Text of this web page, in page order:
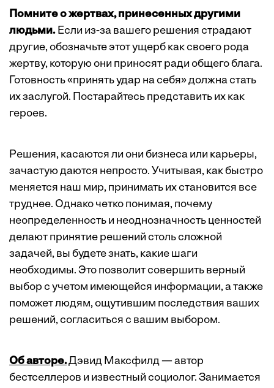
Помните о жертвах, принесенных другими
людьми.Если из-за вашего решения страдают
другие, обозначьте этот ущерб как своего рода
жертву, которую они приносят ради общего блага.
Готовность «принять удар на себя» должна стать
их заслугой. Постарайтесь представить их как
героев.
Решения, касаются ли они бизнеса или карьеры,
зачастую даются непросто. Учитывая, как быстро
меняется наш мир, принимать их становится все
труднее. Однако четко понимая, почему
неопределенность и неоднозначность ценностей
делают принятие решений столь сложной
задачей, вы будете знать, какие шаги
необходимы. Это позволит совершить верный
выбор с учетом имеющейся информации, а также
поможет людям, ощутившим последствия ваших
решений, согласиться с вашим выбором.
Об авторе.Дэвид Максфилд — автор
бестселлеров и известный социолог. Занимается